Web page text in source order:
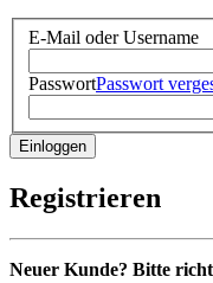
E-Mail oder Username
PasswortPasswort
Registrieren
Neuer Kunde? Bitte